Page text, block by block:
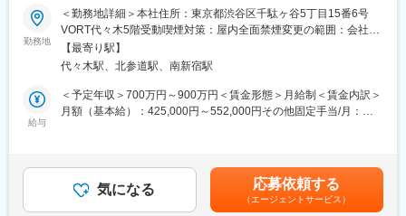
駅、立川北駅、八王子駅、神田駅(東京都)、石川町駅、関内駅、新
高島駅、大庭駅、新富町駅(富山県)、福井城址大名町駅、遠州病院
駅、駅前大通駅、栄町駅(愛知県)、あすなろう四日市駅、石場駅、
京都市役所前駅、心斎橋駅、東梅田駅、元町駅(兵庫県)、三宮・花
時計前駅、山陽姫路駅、岡山駅、稲荷町駅(広島県)、中電前駅、眉
山ロープウェイ山麓駅、高松築港駅、堀詰駅、西小倉駅、東中間
駅、花畑駅、原爆資料館駅、中佐世保駅、通町筋駅、加治屋町
ノ出町駅、横浜駅、桜木町駅、桜橋駅(富山県)、福井駅、新浜松
駅、新豊橋駅、栄駅(愛知県)、大津駅、丸太町駅(京都市営)、四ツ
橋駅、大阪梅田駅(阪神線)、神戸三宮駅(阪急・神戸高速)、田町駅
■担当業務
「ヒポクラ」という医師専用のWebサービスのプロダクトマネー
ジャーをお任せします。
「ヒポクラ」：約75,000人以上の医師が参加する日本最大級の医
師専用SNS。医師が専門外の事象に遭遇した際に他の医師より知
見を得られるオンライン医局”として拡大中。
・市場・競合・ユーザー分析
・新サービス、新機能の企画、要件定義、仕様策定
勤務地
＜勤務地詳細＞本社住所：東京都渋谷区千駄ヶ谷5丁目15番6号
VORT代々木5階受動喫煙対策：屋内全面禁煙変更の範囲：会社の
定める事業所（リモートワーク含む）
【最寄り駅】
代々木駅、北参道駅、南新宿駅
給与
＜予定年収＞700万円～900万円＜賃金形態＞月給制＜賃金内訳＞
月額（基本給）：425,000円～552,000円その他固定手当/月：
残業手当＞有＜給与補足＞固定手当として、在宅勤務手当(月1万
円)がございます。賃金はあくまでも目安の金額であり、選考を通
じて上下する可能性があります。月給(月額)は固定手当を含めた表
気になる 応募依頼する
（エージェントサービス）